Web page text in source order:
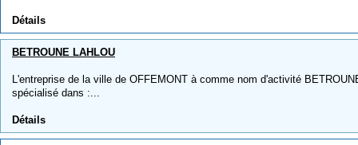
Détails
BETROUNE LAHLOU
L'entreprise de la ville de OFFEMONT à comme nom d'activité
spécialisé dans :...
Détails